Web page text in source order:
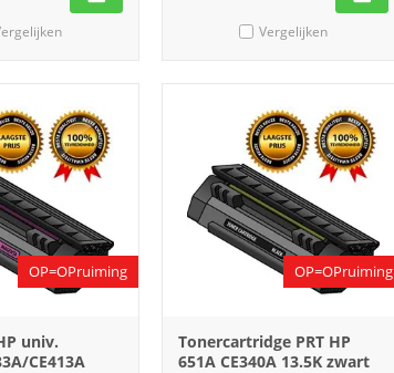
Vergelijken
OP=OPruiming
univ.
CE413A
OP=OPruiming
Tonercartridge PRT HP
651A CE340A 13.5K zwart